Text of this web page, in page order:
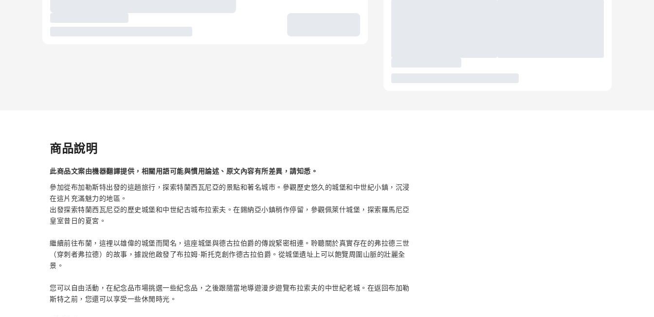
商品說明
此商品文案由機器翻譯提供，相關用語可能與慣用論述、原文內容有所差異，請知悉。
參加從布加勒斯特出發的這趟旅行，探索特蘭西瓦尼亞的景點和著名城市。參觀歷史悠久的城堡和中世紀小鎮，沉浸
在這片充滿魅力的地區。
出發探索特蘭西瓦尼亞的歷史城堡和中世紀古城布拉索夫。在錫納亞小鎮稍作停留，參觀佩萊什城堡，探索羅馬尼亞
皇室昔日的夏宮。
繼續前往布蘭，這裡以雄偉的城堡而聞名，這座城堡與德古拉伯爵的傳說緊密相連。聆聽關於真實存在的弗拉德三世
（穿刺者弗拉德）的故事，據說他啟發了布拉姆·斯托克創作德古拉伯爵。從城堡遺址上可以飽覽周圍山脈的壯麗全
景。
您可以自由活動，在紀念品市場挑選一些紀念品，之後跟隨當地導遊漫步遊覽布拉索夫的中世紀老城。在返回布加勒
斯特之前，您還可以享受一些休閒時光。